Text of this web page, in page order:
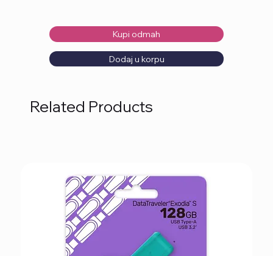
Kupi odmah
Dodaj u korpu
Related Products